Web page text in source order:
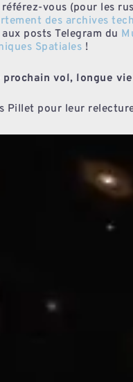
vous (pour les
des archives
posts Telegram du
Spatiales !
prochain vol, longue
Pillet pour leur